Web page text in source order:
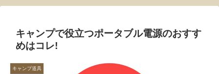
キャンプで役立つポータブル電源のおすす
めはコレ!
キャンプ道具